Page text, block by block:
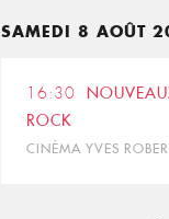
SAMEDI 8 AOÛT
16:30
ROCK
CINÉMA YVES